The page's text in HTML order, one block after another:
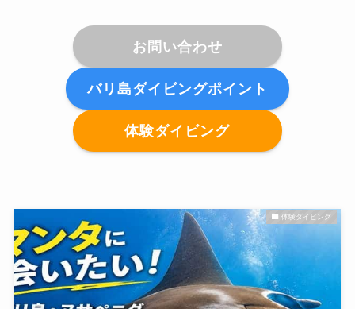
お問い合わせ
バリ島ダイビングポイント
体験ダイビング
体験ダイビング